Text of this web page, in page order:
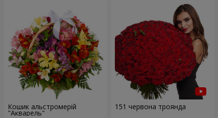
Кошик альстромерій
"Акварель"
151 червона троянда